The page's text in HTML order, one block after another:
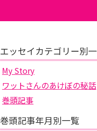
エッセイカテゴリー別
My Story
ワットさんのあけぼの秘話
巻頭記事
巻頭記事年月別一覧